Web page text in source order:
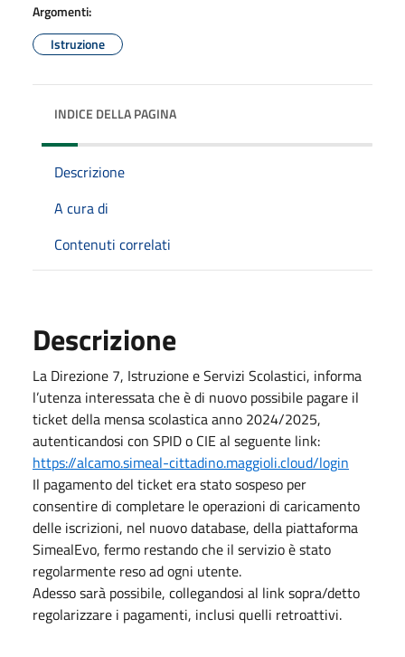
Argomenti:
Istruzione
INDICE DELLA PAGINA
Descrizione
A cura di
Contenuti correlati
Descrizione
La Direzione 7, Istruzione e Servizi Scolastici, informa
l’utenza interessata che è di nuovo possibile pagare il
ticket della mensa scolastica anno 2024/2025,
autenticandosi con SPID o CIE al seguente link:
https://alcamo.simeal-cittadino.maggioli.cloud/login
Il pagamento del ticket era stato sospeso per
consentire di completare le operazioni di caricamento
delle iscrizioni, nel nuovo database, della piattaforma
SimealEvo, fermo restando che il servizio è stato
regolarmente reso ad ogni utente.
Adesso sarà possibile, collegandosi al link sopra/detto
regolarizzare i pagamenti, inclusi quelli retroattivi.